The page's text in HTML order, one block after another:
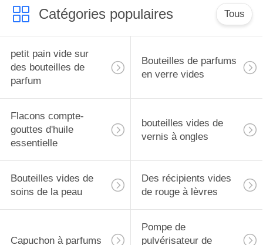
Catégories populaires Tous
petit pain vide sur
des bouteilles de
parfum
Bouteilles de parfums
en verre vides
Flacons compte-
gouttes d'huile
essentielle
bouteilles vides de
vernis à ongles
Bouteilles vides de
soins de la peau
Des récipients vides
de rouge à lèvres
Capuchon à parfums
Pompe de
pulvérisateur de